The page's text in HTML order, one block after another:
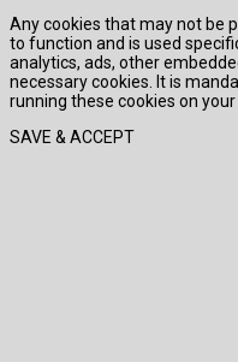
Any cookies that may not be
to function and is used
analytics, ads, other
necessary cookies. It is
running these cookies on your
SAVE & ACCEPT